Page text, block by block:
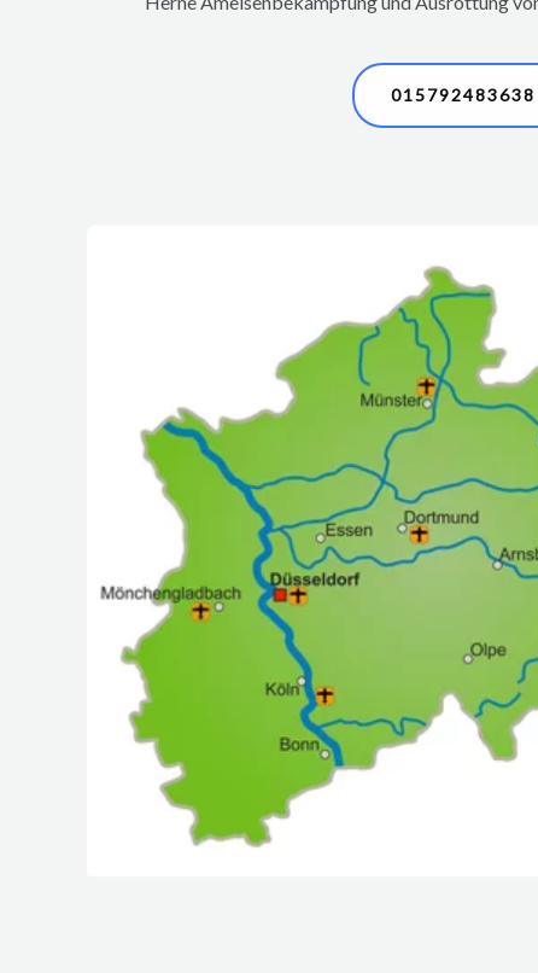
015792483638